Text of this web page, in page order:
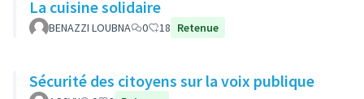
La cuisine solidaire
BENAZZI LOUBNA 0 18 Retenue
Sécurité des citoyens sur la voix publique